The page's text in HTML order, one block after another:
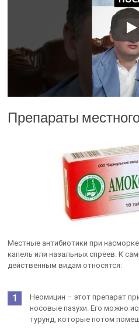
Препараты
Местные антибиотики при
капель или назальных спреев. К
действенным видам относятся:
Неомицин – этот препарат
носовые пазухи. Его можно
турунд, которые потом